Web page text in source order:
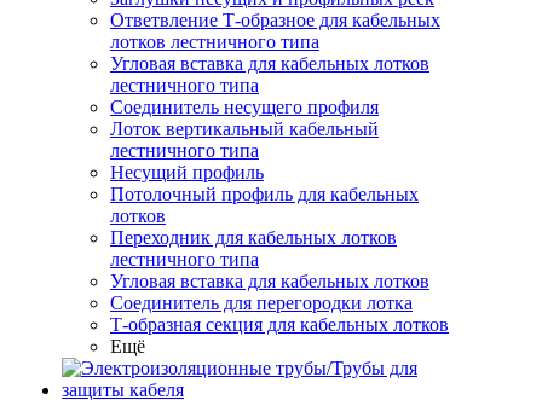
Ответвление Т-образное для кабельных
лотков лестничного типа
Угловая вставка для кабельных лотков
лестничного типа
Соединитель несущего профиля
Лоток вертикальный кабельный
лестничного типа
Несущий профиль
Потолочный профиль для кабельных
лотков
Переходник для кабельных лотков
лестничного типа
Угловая вставка для кабельных лотков
Соединитель для перегородки лотка
Т-образная секция для кабельных лотков
Ещё